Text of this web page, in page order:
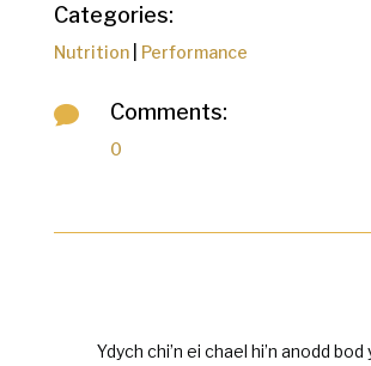
Categories:
Nutrition| Performance
 Comments:
0
Ydych chi’n ei chael hi’n anodd bod